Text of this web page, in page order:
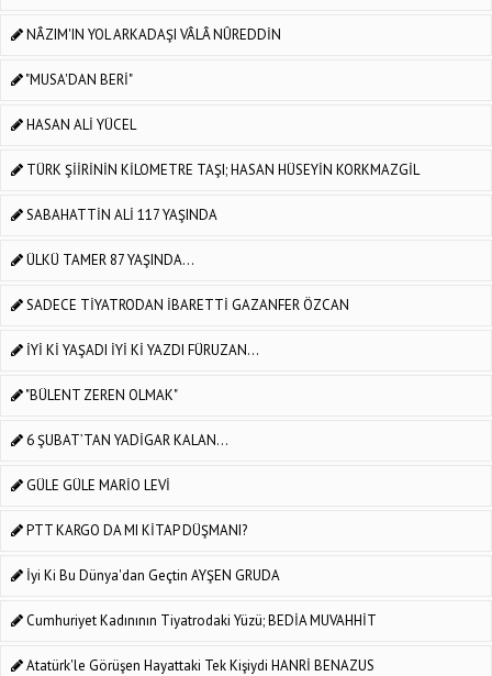
NÂZIM'IN YOL ARKADAŞI VÂLÂ NÛREDDİN
"MUSA'DAN BERİ"
HASAN ALİ YÜCEL
TÜRK ŞİİRİNİN KİLOMETRE TAŞI; HASAN HÜSEYİN KORKMAZGİL
SABAHATTİN ALİ 117 YAŞINDA
ÜLKÜ TAMER 87 YAŞINDA...
SADECE TİYATRODAN İBARETTİ GAZANFER ÖZCAN
İYİ Kİ YAŞADI İYİ Kİ YAZDI FÜRUZAN...
"BÜLENT ZEREN OLMAK"
6 ŞUBAT’TAN YADİGAR KALAN…
GÜLE GÜLE MARİO LEVİ
PTT KARGO DA MI KİTAP DÜŞMANI?
İyi Ki Bu Dünya'dan Geçtin AYŞEN GRUDA
Cumhuriyet Kadınının Tiyatrodaki Yüzü; BEDİA MUVAHHİT
Atatürk'le Görüşen Hayattaki Tek Kişiydi HANRİ BENAZUS